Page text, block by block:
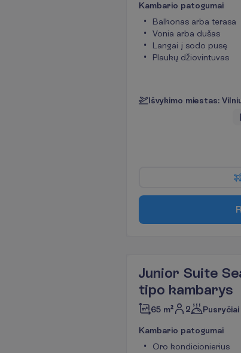
Kambario patogumai
Balkonas arba terasa
Vonia arba dušas
Langai į sodo pusę
Plaukų džiovintuvas
Išvykimo miestas: Vilni
R
Junior Suite
tipo kambarys
65 m² 2
Kambario patogumai
Oro kondicionierius